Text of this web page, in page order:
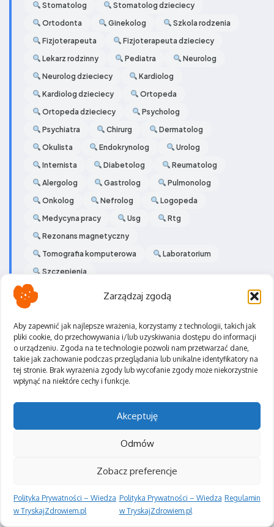
Zarządzaj zgodą
Aby zapewnić jak najlepsze wrażenia, korzystamy z technologii, takich jak
pliki cookie, do przechowywania i/lub uzyskiwania dostępu do informacji
o urządzeniu. Zgoda na te technologie pozwoli nam przetwarzać dane,
takie jak zachowanie podczas przeglądania lub unikalne identyfikatory na
tej stronie. Brak wyrażenia zgody lub wycofanie zgody może niekorzystnie
wpłynąć na niektóre cechy i funkcje.
Akceptuję
Odmów
Zobacz preferencje
Polityka Prywatności – Wiedza
w TryskajZdrowiem.pl
Polityka Prywatności – Wiedza
w TryskajZdrowiem.pl
Regulamin
Stomatolog
Stomatolog dzieciecy
Ortodonta
Ginekolog
Szkola rodzenia
Fizjoterapeuta
Fizjoterapeuta dzieciecy
Lekarz rodzinny
Pediatra
Neurolog
Neurolog dzieciecy
Kardiolog
Kardiolog dzieciecy
Ortopeda
Ortopeda dzieciecy
Psycholog
Psychiatra
Chirurg
Dermatolog
Okulista
Endokrynolog
Urolog
Internista
Diabetolog
Reumatolog
Alergolog
Gastrolog
Pulmonolog
Onkolog
Nefrolog
Logopeda
Medycyna pracy
Usg
Rtg
Rezonans magnetyczny
Tomografia komputerowa
Laboratorium
Szczepienia
Dowiedz się więcej o
specjalizacji
Dział fizjoterapii w serwisie medycznym
Tryskaj Zdrowiem to wyspecjalizowana
diagnozowaniu i leczeniu schorzeń
układu ruchu oraz rehabilitacji po
urazach. Zespół doświadczonych